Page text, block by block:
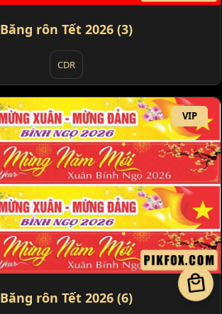
Băng rôn Tết 2026 (3)
CDR
VIP
Băng rôn Tết 2026 (6)
local_mall